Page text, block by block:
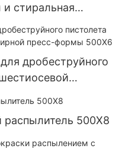
стиральная
дробеструйного
500X8